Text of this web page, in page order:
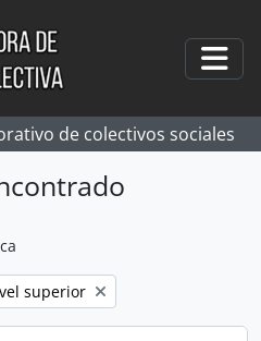
de colectivos sociales
superior